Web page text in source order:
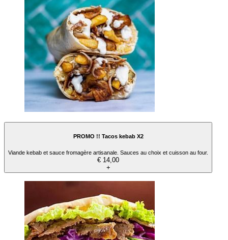
PROMO !! Tacos kebab X2
Viande kebab et sauce fromagère artisanale. Sauces au choix et cuisson au four.
€ 14,00
+